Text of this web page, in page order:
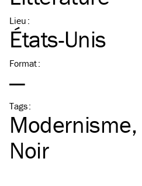
Lieu :
États-Unis
Format:
—
Tags:
Modernisme
Noir